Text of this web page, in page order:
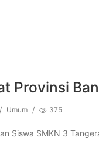
Provinsi
/ Umum / 375
Siswa SMKN 3